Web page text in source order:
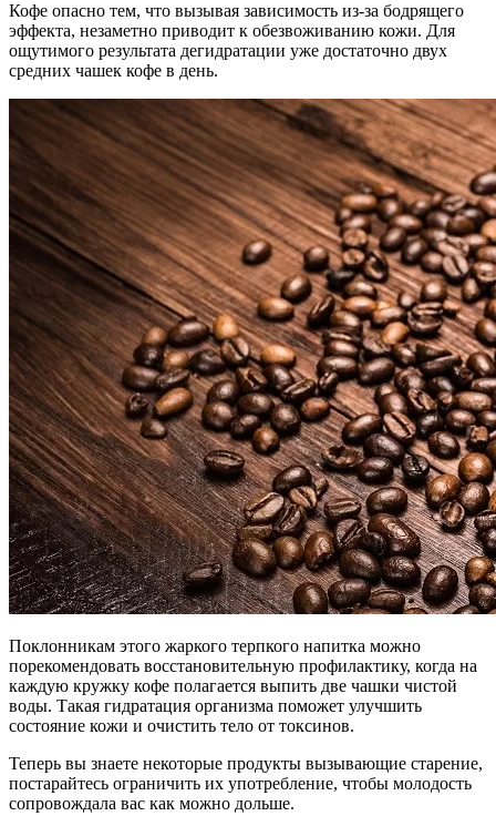
Кофе опасно тем, что вызывая зависимость из-за бодрящего
эффекта, незаметно приводит к обезвоживанию кожи. Для
ощутимого результата дегидратации уже достаточно двух
средних чашек кофе в день.
Поклонникам этого жаркого терпкого напитка можно
порекомендовать восстановительную профилактику, когда на
каждую кружку кофе полагается выпить две чашки чистой
воды. Такая гидратация организма поможет улучшить
состояние кожи и очистить тело от токсинов.
Теперь вы знаете некоторые продукты вызывающие старение,
постарайтесь ограничить их употребление, чтобы молодость
сопровождала вас как можно дольше.